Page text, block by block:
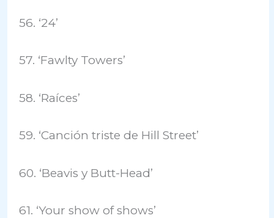
56. ‘24’
57. ‘Fawlty Towers’
58. ‘Raíces’
59. ‘Canción triste de Hill Street’
60. ‘Beavis y Butt-Head’
61. ‘Your show of shows’